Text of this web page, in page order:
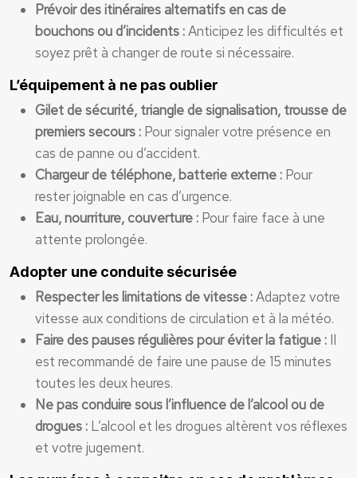
Prévoir des itinéraires alternatifs en cas de
bouchons ou d’incidents :Anticipez les difficultés et
soyez prêt à changer de route si nécessaire.
L’équipement à ne pas oublier
Gilet de sécurité, triangle de signalisation, trousse de
premiers secours : Pour signaler votre présence en
cas de panne ou d’accident.
Chargeur de téléphone, batterie externe : Pour
rester joignable en cas d’urgence.
Eau, nourriture, couverture : Pour faire face à une
attente prolongée.
Adopter une conduite sécurisée
Respecter les limitations de vitesse :Adaptez votre
vitesse aux conditions de circulation et à la météo.
Faire des pauses régulières pour éviter la fatigue : Il
est recommandé de faire une pause de 15 minutes
toutes les deux heures.
Ne pas conduire sous l’influence de l’alcool ou de
drogues : L’alcool et les drogues altèrent vos réflexes
et votre jugement.